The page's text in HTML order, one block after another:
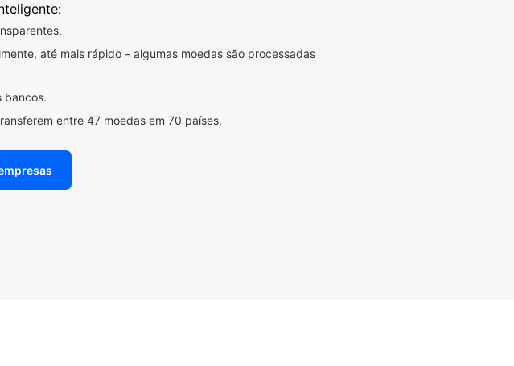
até mais rápido – algumas moedas são processadas
bancos.
entre 47 moedas em 70 países.